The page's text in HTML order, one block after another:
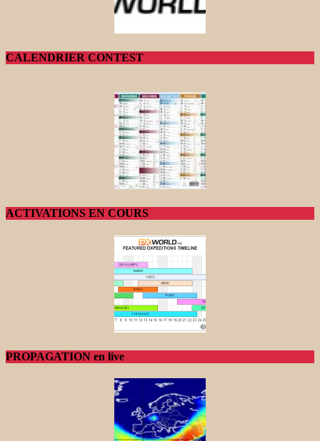
CALENDRIER CONTEST
ACTIVATIONS EN COURS
PROPAGATION en live